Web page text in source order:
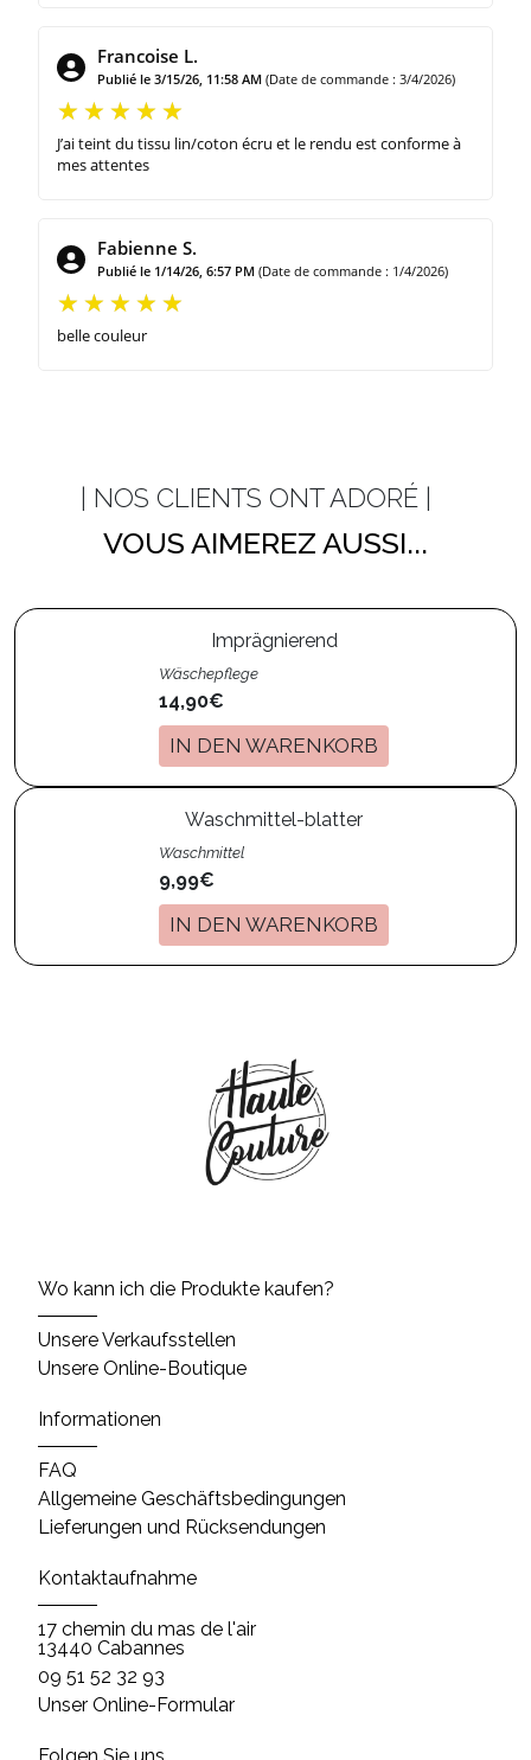
Francoise L.
Publié le 3/15/26, 11:58 AM (Date de commande : 3/4/2026)
J’ai teint du tissu lin/coton écru et le rendu est conforme à
mes attentes
Fabienne S.
Publié le 1/14/26, 6:57 PM (Date de commande : 1/4/2026)
belle couleur
| NOS CLIENTS ONT ADORÉ |
VOUS AIMEREZ AUSSI...
Imprägnierend
Wäschepflege
14,90€
IN DEN WARENKORB
Waschmittel-blatter
Waschmittel
9,99€
IN DEN WARENKORB
Wo kann ich die Produkte kaufen?
Unsere Verkaufsstellen
Unsere Online-Boutique
Informationen
FAQ
Allgemeine Geschäftsbedingungen
Lieferungen und Rücksendungen
Kontaktaufnahme
17 chemin du mas de l'air
13440 Cabannes
09 51 52 32 93
Unser Online-Formular